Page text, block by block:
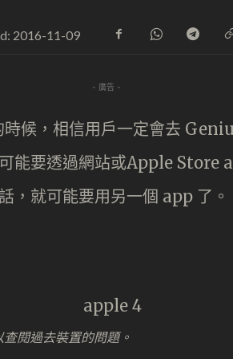
2016-11-09
- 廣告 -
候，相信用戶一定會去
能要透過網站或Apple Store
，就可能要用另一個 app 了。
查閱過去裝置的問題。